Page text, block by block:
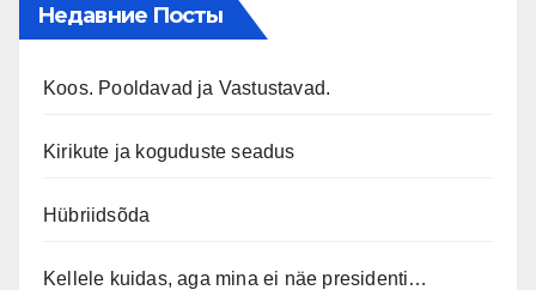
Недавние Посты
Koos. Pooldavad ja Vastustavad.
Kirikute ja koguduste seadus
Hübriidsõda
Kellele kuidas, aga mina ei näe presidenti…